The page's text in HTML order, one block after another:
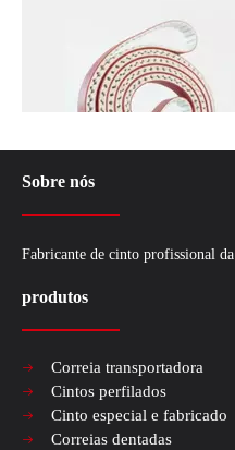
No mundo intrincado da
Sobre nós
Fabricante de cinto profissional
produtos
Correia transportadora
Cintos perfilados
Cinto especial e fabricado
Correias dentadas